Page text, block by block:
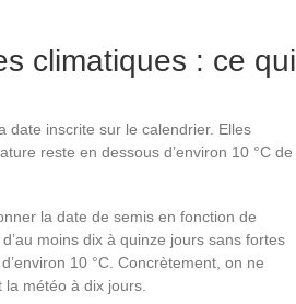
climatiques : ce qui
date inscrite sur le calendrier. Elles
reste en dessous d’environ 10 °C de
la date de semis en fonction de
moins dix à quinze jours sans fortes
10 °C. Concrètement, on ne
météo à dix jours.